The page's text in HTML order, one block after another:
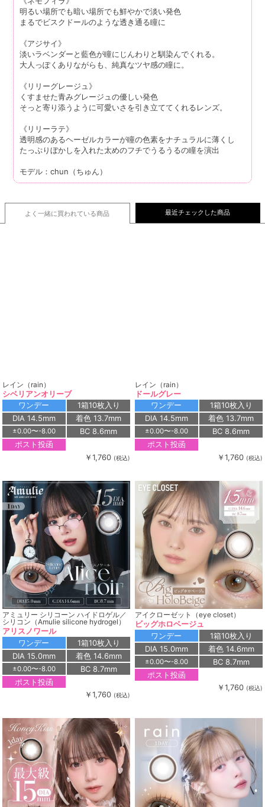
明るい場所でも暗い場所でも鮮やかで淡い発色
まるでビスクドールのような透き通る瞳に
《アジサイ》
淡いラベンダーと藍色が瞳にじんわりと馴染んでくれる。
大人っぽくありながらも、純真なツヤ感の瞳に。
《リリーグレージュ》
くすませた青みグレージュの優しい発色
そっと寄り添うように可愛いさを引き立ててくれるレンズ。
《リリーラテ》
透明感のあるヘーゼルカラーが瞳の色素をナチュラルに薄くし
たっぷりぼかしを入れた太めのフチでうるうるの瞳を演出
モデル：chun（ちゅん）
よく一緒に買われている商品 最近チェックした商品
レイン（rain）
シベリアンオリーブ
ワンデー
1箱10枚入り
DIA 14.5mm
着色 13.7mm
±0.00〜-8.00
BC 8.6mm
ポスト投函
￥1,760 (税込)
レイン（rain）
ドールグレー
ワンデー
1箱10枚入り
DIA 14.5mm
着色 13.7mm
±0.00〜-8.00
BC 8.6mm
ポスト投函
￥1,760 (税込)
アミュリー シリコーン ハイドロゲル／
シリコン（Amulie silicone hydrogel）
アリスノワール
ワンデー
1箱10枚入り
DIA 15.0mm
着色 14.6mm
±0.00〜-8.00
BC 8.7mm
ポスト投函
￥1,760 (税込)
アイクローゼット（eye closet）
ビッグホロベージュ
ワンデー
1箱10枚入り
DIA 15.0mm
着色 14.6mm
±0.00〜-8.00
BC 8.7mm
ポスト投函
￥1,760 (税込)